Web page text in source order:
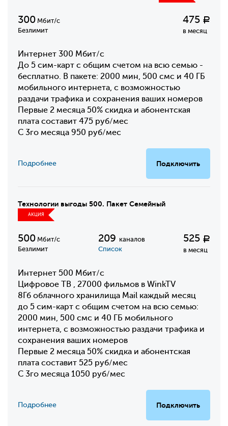
300 Мбит/с
Безлимит
475 Р
в месяц
Интернет 300 Мбит/с
До 5 сим-карт с общим счетом на всю семью -
бесплатно. В пакете: 2000 мин, 500 смс и 40 ГБ
мобильного интернета, с возможностью
раздачи трафика и сохранения ваших номеров
Первые 2 месяца 50% скидка и абонентская
плата составит 475 руб/мес
С 3го месяца 950 руб/мес
Подключить
Подробнее
Технологии выгоды 500. Пакет Семейный
АКЦИЯ
500 Мбит/с
Безлимит
209 каналов
Список
525 Р
в месяц
Интернет 500 Мбит/с
Цифровое ТВ , 27000 фильмов в WinkTV
8Гб облачного хранилища Mail каждый месяц
до 5 сим-карт с общим счетом на всю семью:
2000 мин, 500 смс и 40 ГБ мобильного
интернета, с возможностью раздачи трафика и
сохранения ваших номеров
Первые 2 месяца 50% скидка и абонентская
плата составит 525 руб/мес
С 3го месяца 1050 руб/мес
Подключить
Подробнее